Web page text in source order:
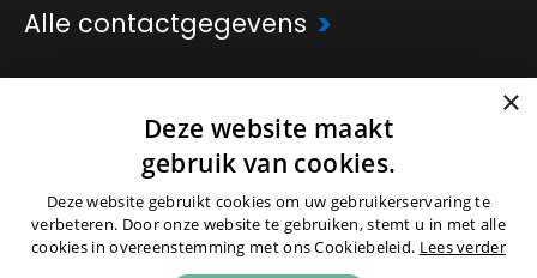
Alle contactgegevens >
Onderdeel van Schep Groep ×
Deze website maakt
gebruik van cookies.
Deze website gebruikt cookies om uw gebruikerservaring te
verbeteren. Door onze website te gebruiken, stemt u in met alle
cookies in overeenstemming met ons Cookiebeleid. Lees verder